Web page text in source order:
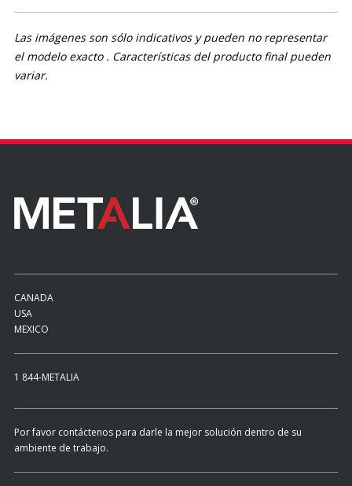
Las imágenes son sólo indicativos y pueden no representar
el modelo exacto . Características del producto final pueden
variar.
CANADA
USA
MEXICO
1 844-METALIA
Por favor contáctenos para darle la mejor solución dentro de su
ambiente de trabajo.